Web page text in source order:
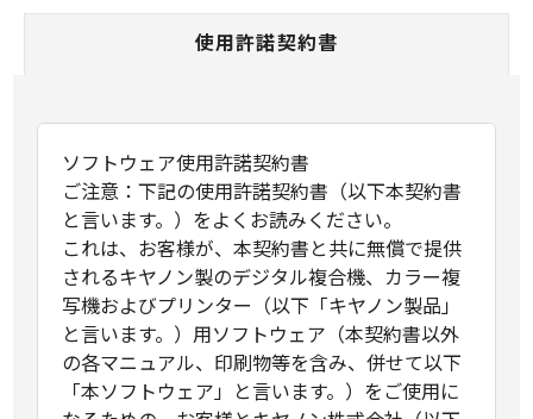
使用許諾契約書
ソフトウェア使用許諾契約書
ご注意：下記の使用許諾契約書（以下本契約書
と言います。）をよくお読みください。
これは、お客様が、本契約書と共に無償で提供
されるキヤノン製のデジタル複合機、カラー複
写機およびプリンター（以下「キヤノン製品」
と言います。）用ソフトウェア（本契約書以外
の各マニュアル、印刷物等を含み、併せて以下
「本ソフトウェア」と言います。）をご使用に